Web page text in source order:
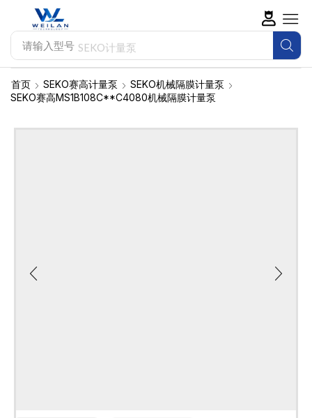
请输入型号 SEKO计量泵
首页 SEKO赛高计量泵
SEKO机械隔膜计量泵
SEKO赛高MS1B108C**C4080机械隔膜计量泵